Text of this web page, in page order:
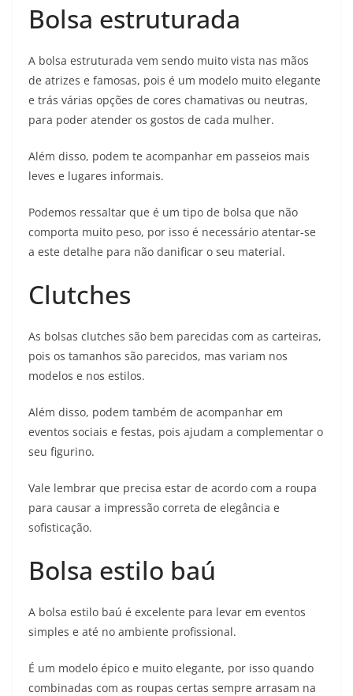
Bolsa estruturada
A bolsa estruturada vem sendo muito vista nas mãos
de atrizes e famosas, pois é um modelo muito elegante
e trás várias opções de cores chamativas ou neutras,
para poder atender os gostos de cada mulher.
Além disso, podem te acompanhar em passeios mais
leves e lugares informais.
Podemos ressaltar que é um tipo de bolsa que não
comporta muito peso, por isso é necessário atentar-se
a este detalhe para não danificar o seu material.
Clutches
As bolsas clutches são bem parecidas com as carteiras,
pois os tamanhos são parecidos, mas variam nos
modelos e nos estilos.
Além disso, podem também de acompanhar em
eventos sociais e festas, pois ajudam a complementar o
seu figurino.
Vale lembrar que precisa estar de acordo com a roupa
para causar a impressão correta de elegância e
sofisticação.
Bolsa estilo baú
A bolsa estilo baú é excelente para levar em eventos
simples e até no ambiente profissional.
É um modelo épico e muito elegante, por isso quando
combinadas com as roupas certas sempre arrasam na